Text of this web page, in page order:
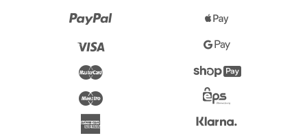
Maestro
Pay
Google
Pay
Überweisung